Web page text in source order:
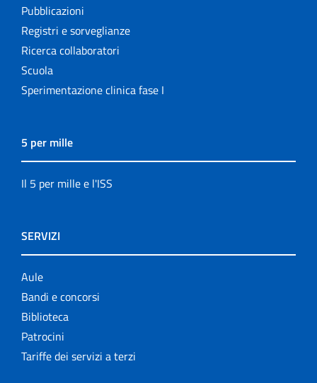
Pubblicazioni
Registri e sorveglianze
Ricerca collaboratori
Scuola
Sperimentazione clinica fase I
5 per mille
Il 5 per mille e l'ISS
SERVIZI
Aule
Bandi e concorsi
Biblioteca
Patrocini
Tariffe dei servizi a terzi